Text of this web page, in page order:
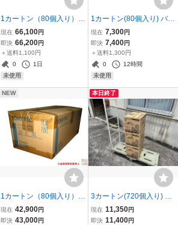
1カートン（80個入り）T
OMYTEC『ノスタルジッ
ク鉄道コレクション 第4
弾』★新品未開封★
現在 66,100円
即決 66,200円
＋送料1,100円
0
1日
未使用
1カートン(80個入り) バン
ダイ『装動 仮面ライダー
ガヴ アクションエージェ
ント』新品未開封
現在 7,300円
即決 7,400円
＋送料1,300円
0
12時間
未使用
NEW
1カートン（80個入り）T
OMYTEC『ノスタルジッ
ク鉄道コレクション 第2
現在 42,900円
即決 43,000円
本日終了
3カートン(720個入り) バ
ンダイ『イタジャガ 機動
戦士ガンダム ビジュアル
現在 11,350円
即決 11,400円